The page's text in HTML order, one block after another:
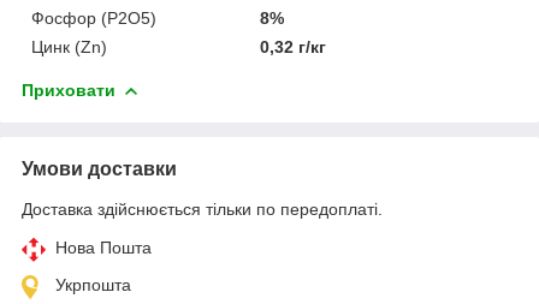
Фосфор (P2O5)
8%
Цинк (Zn)
0,32 г/кг
Приховати
Умови доставки
Доставка здійснюється тільки по передоплаті.
Нова Пошта
Укрпошта